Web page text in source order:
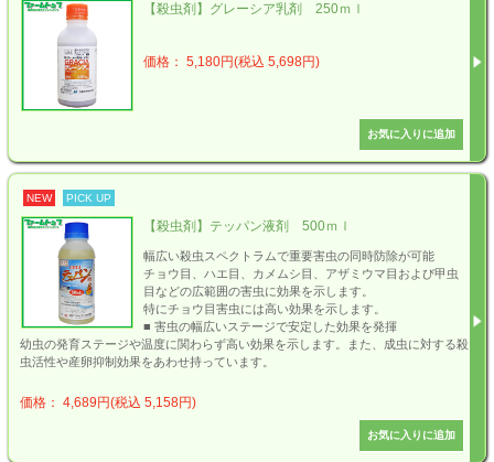
【殺虫剤】グレーシア乳剤 250ｍｌ
価格： 5,180円(税込 5,698円)
NEW PICK UP
【殺虫剤】テッパン液剤 500ｍｌ
幅広い殺虫スペクトラムで重要害虫の同時防除が可能
チョウ目、ハエ目、カメムシ目、アザミウマ目および甲虫
目などの広範囲の害虫に効果を示します。
特にチョウ目害虫には高い効果を示します。
■ 害虫の幅広いステージで安定した効果を発揮
幼虫の発育ステージや温度に関わらず高い効果を示します。また、成虫に対する殺
虫活性や産卵抑制効果をあわせ持っています。
価格： 4,689円(税込 5,158円)